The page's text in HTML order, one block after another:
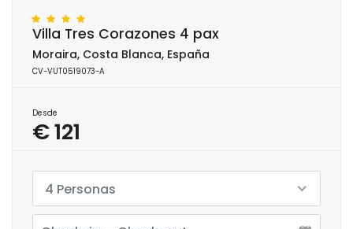
Villa Tres Corazones 4 pax
Moraira, Costa Blanca, España
CV-VUT0519073-A
Desde
€ 121
4 Personas